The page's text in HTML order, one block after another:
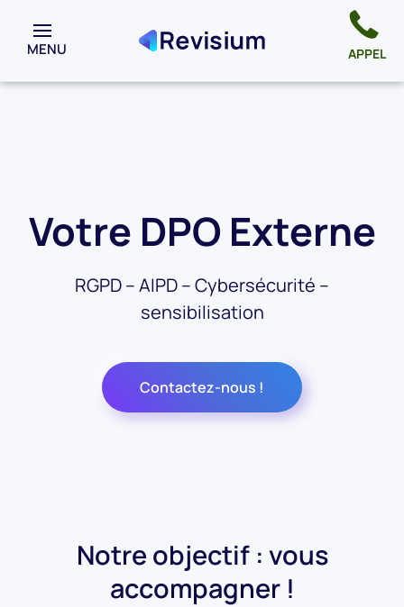
MENU APPEL
Votre DPO Externe
RGPD – AIPD – Cybersécurité –
sensibilisation
Contactez-nous !
Notre objectif : vous
accompagner !